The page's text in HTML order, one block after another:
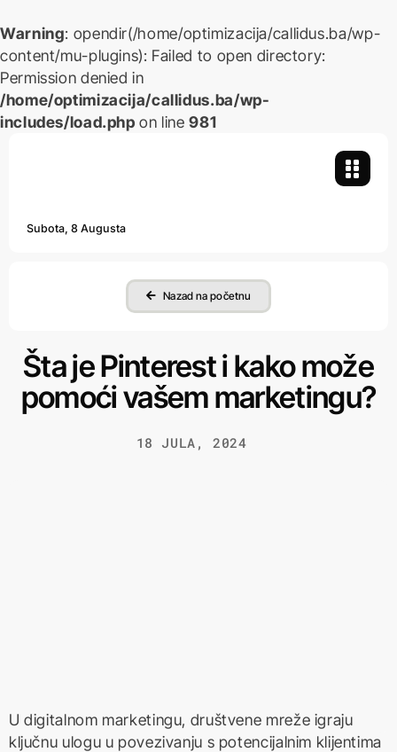
Warning: opendir(/home/optimizacija/callidus.ba/wp-
content/mu-plugins): Failed to open directory:
Permission denied in
/home/optimizacija/callidus.ba/wp-
includes/load.php on line981
Subota, 8 Augusta
Nazad na početnu
Šta je Pinterest i kako može
pomoći vašem marketingu?
18 JULA, 2024
U digitalnom marketingu, društvene mreže igraju
ključnu ulogu u povezivanju s potencijalnim klijentima